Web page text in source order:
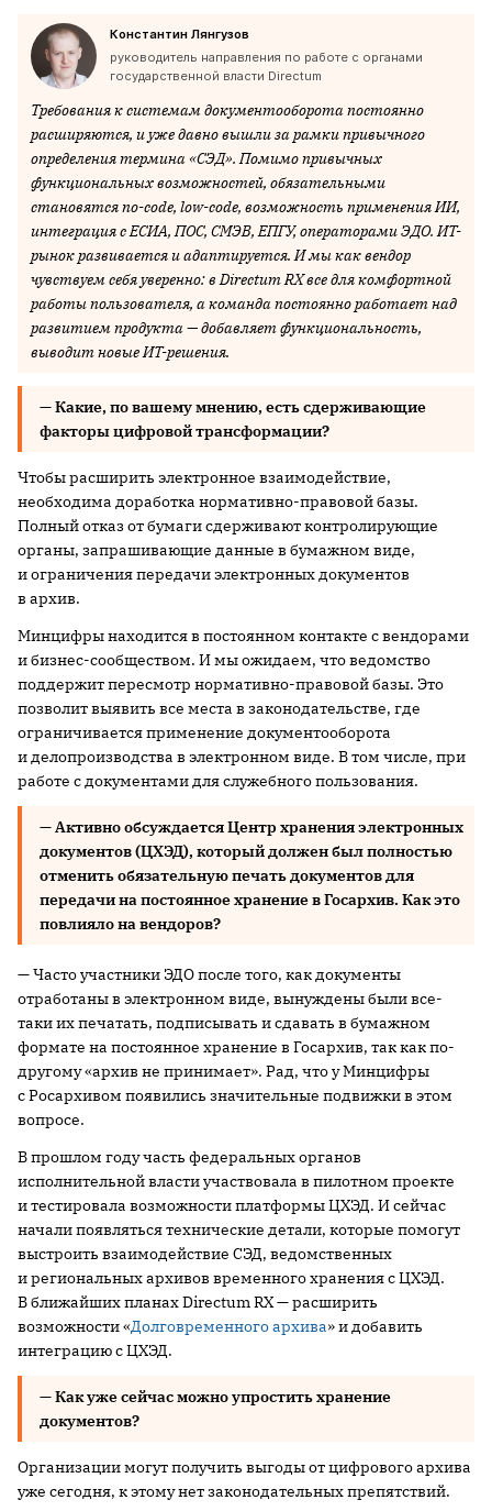
Константин Лянгузов
руководитель направления по работе с органами
государственной власти Directum
Требования к системам документооборота постоянно
расширяются, и уже давно вышли за рамки привычного
определения термина «СЭД». Помимо привычных
функциональных возможностей, обязательными
становятся no-code, low-code, возможность применения ИИ,
интеграция с ЕСИА, ПОС, СМЭВ, ЕПГУ, операторами ЭДО. ИТ-
рынок развивается и адаптируется. И мы как вендор
чувствуем себя уверенно: в Directum RX все для комфортной
работы пользователя, а команда постоянно работает над
развитием продукта — добавляет функциональность,
выводит новые ИТ-решения.
— Какие, по вашему мнению, есть сдерживающие
факторы цифровой трансформации?
Чтобы расширить электронное взаимодействие,
необходима доработка нормативно-правовой базы.
Полный отказ от бумаги сдерживают контролирующие
органы, запрашивающие данные в бумажном виде,
и ограничения передачи электронных документов
в архив.
Минцифры находится в постоянном контакте с вендорами
и бизнес-сообществом. И мы ожидаем, что ведомство
поддержит пересмотр нормативно-правовой базы. Это
позволит выявить все места в законодательстве, где
ограничивается применение документооборота
и делопроизводства в электронном виде. В том числе, при
работе с документами для служебного пользования.
— Активно обсуждается Центр хранения электронных
документов (ЦХЭД), который должен был полностью
отменить обязательную печать документов для
передачи на постоянное хранение в Госархив. Как это
повлияло на вендоров?
— Часто участники ЭДО после того, как документы
отработаны в электронном виде, вынуждены были все-
таки их печатать, подписывать и сдавать в бумажном
формате на постоянное хранение в Госархив, так как по-
другому «архив не принимает». Рад, что у Минцифры
с Росархивом появились значительные подвижки в этом
вопросе.
В прошлом году часть федеральных органов
исполнительной власти участвовала в пилотном проекте
и тестировала возможности платформы ЦХЭД. И сейчас
начали появляться технические детали, которые помогут
выстроить взаимодействие СЭД, ведомственных
и региональных архивов временного хранения с ЦХЭД.
В ближайших планах Directum RX — расширить
возможности «Долговременного архива» и добавить
интеграцию с ЦХЭД.
—Как уже сейчас можно упростить хранение
документов?
Организации могут получить выгоды от цифрового архива
уже сегодня, к этому нет законодательных препятствий.